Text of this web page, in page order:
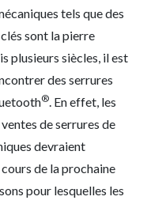
tels que des
sont la pierre
plusieurs siècles, il est
des serrures
®. En effet, les
de serrures de
devraient
de la prochaine
pour lesquelles les